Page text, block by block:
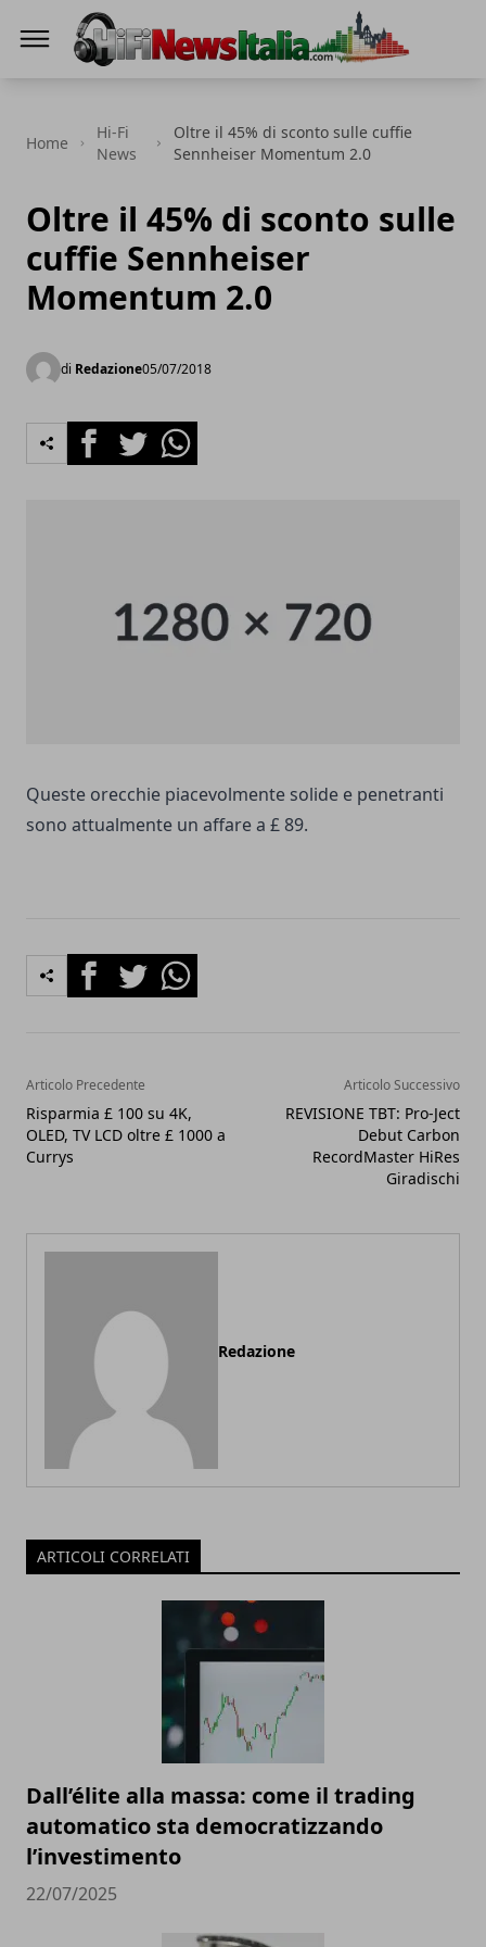
Home
Hi-Fi
News
Oltre il 45% di sconto sulle cuffie
Sennheiser Momentum 2.0
Oltre il 45% di sconto sulle
cuffie Sennheiser
Momentum 2.0
di Redazione05/07/2018
FacebookTwitterWhatsapp
Queste orecchie piacevolmente solide e penetranti
sono attualmente un affare a £ 89.
FacebookTwitterWhatsapp
Articolo Precedente
Risparmia £ 100 su 4K,
OLED, TV LCD oltre £ 1000 a
Currys
Articolo Successivo
REVISIONE TBT: Pro-Ject
Debut Carbon
RecordMaster HiRes
Giradischi
Redazione
ARTICOLI CORRELATI
Dall’élite alla massa: come il trading
automatico sta democratizzando
l’investimento
22/07/2025